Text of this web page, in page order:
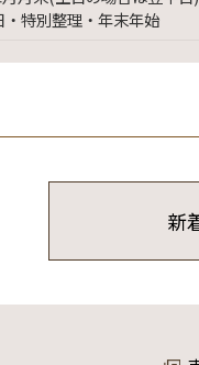
特別整理・年末年始
新